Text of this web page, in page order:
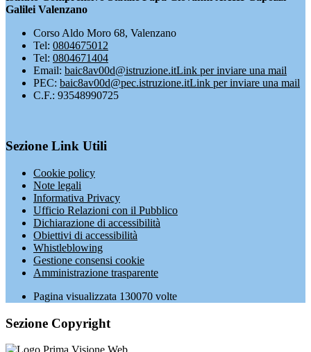
Galilei Valenzano
Corso Aldo Moro 68, Valenzano
Tel: 0804675012
Tel: 0804671404
Email: baic8av00d@istruzione.itLink per inviare una mail
PEC: baic8av00d@pec.istruzione.itLink per inviare una mail
C.F.: 93548990725
Sezione Link Utili
Cookie policy
Note legali
Informativa Privacy
Ufficio Relazioni con il Pubblico
Dichiarazione di accessibilità
Obiettivi di accessibilità
Whistleblowing
Gestione consensi cookie
Amministrazione trasparente
Pagina visualizzata 130070 volte
Sezione Copyright